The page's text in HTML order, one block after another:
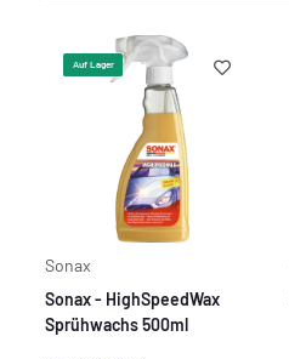
Auf Lager
Sonax
Sonax - HighSpeedWax
Sprühwachs 500ml